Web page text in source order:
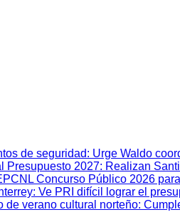
de seguridad: Urge Waldo
Presupuesto 2027: Realizan
Concurso Público 2026
: Ve PRI difícil lograr el
de verano cultural norteño: